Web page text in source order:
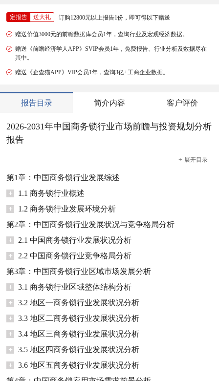
定报告 送大礼 订购12800元以上报告1份，即可得以下赠送
赠送价值3000元的前瞻数据库会员1年，查询行业及宏观经济数据。
赠送《前瞻经济学人APP》SVIP会员1年，免费报告、行业分析及数据尽在
其中。
赠送《企查猫APP》VIP会员1年，查询3亿+工商企业数据。
报告目录 简介内容 客户评价
2026-2031年中国商务锁行业市场前瞻与投资规划分析
报告
+ 展开目录
第1章：中国商务锁行业发展综述
+
1.1 商务锁行业概述
+
1.2 商务锁行业发展环境分析
第2章：中国商务锁行业发展状况与竞争格局分析
+
2.1 中国商务锁行业发展状况分析
+
2.2 中国商务锁行业竞争格局分析
第3章：中国商务锁行业区域市场发展分析
+
3.1 商务锁行业区域整体结构分析
+
3.2 地区一商务锁行业发展状况分析
+
3.3 地区二商务锁行业发展状况分析
+
3.4 地区三商务锁行业发展状况分析
+
3.5 地区四商务锁行业发展状况分析
+
3.6 地区五商务锁行业发展状况分析